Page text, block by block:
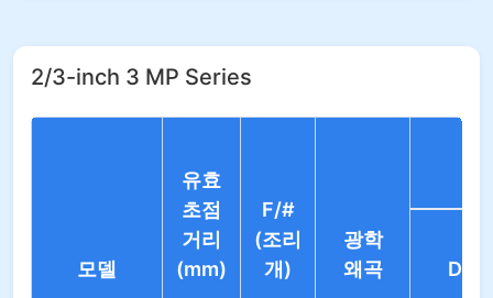
2/3-inch 3 MP Series
모델
유효
초점
거리
(mm)
F/#
(조리
개)
광학
왜곡
D